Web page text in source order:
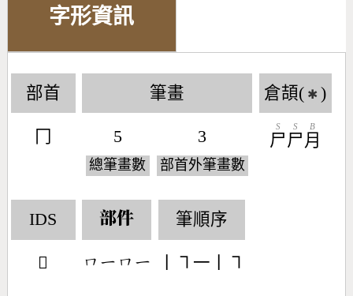
字形資訊
部首
冂
筆畫
5
總筆畫數
3
部首外筆畫數
倉頡( ✱ )
尸
S
尸
S
月
B
IDS
𠕄
部件
󶀨󶀀󶀨󶀀
筆順序
丨㇕一丨㇕